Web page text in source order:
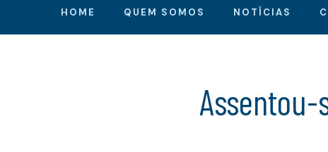
HOME QUEM SOMOS NOTÍCIAS